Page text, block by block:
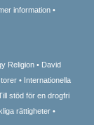
information
Religion
David
Internationella
stöd för en drogfri
rättigheter